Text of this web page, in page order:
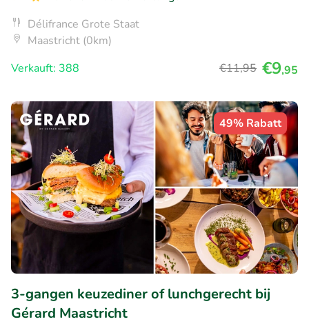
Délifrance Grote Staat
Maastricht (0km)
Verkauft: 388
€11,95 €9,95
49% Rabatt
3-gangen keuzediner of lunchgerecht bij
Gérard Maastricht